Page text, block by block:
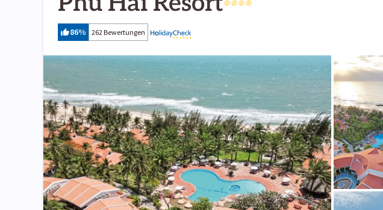
86% 262 Bewertungen